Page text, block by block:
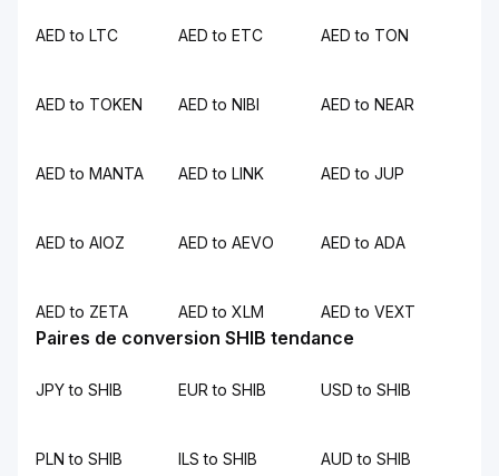
AED to LTC AED to ETC AED to TON
AED to TOKEN AED to NIBI AED to NEAR
AED to MANTA AED to LINK AED to JUP
AED to AIOZ AED to AEVO AED to ADA
AED to ZETA AED to XLM AED to VEXT
Paires de conversion SHIB tendance
JPY to SHIB EUR to SHIB USD to SHIB
PLN to SHIB ILS to SHIB AUD to SHIB